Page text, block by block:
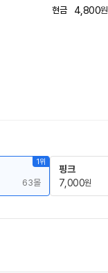
현금
4,800원
1위
63몰
핑크
7,000원